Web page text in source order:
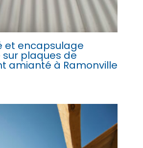
et encapsulage
sur plaques de
amianté à Ramonville